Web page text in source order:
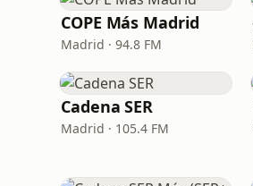
COPE Más Madrid
Madrid · 94.8 FM
Cadena SER
Madrid · 105.4 FM